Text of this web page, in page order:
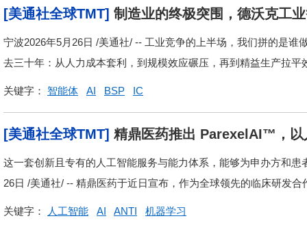
[美通社全球TMT] 制造业的终极突围，德沃克工
宁波2026年5月26日 /美通社/ -- 工业竞争的上半场，我们拼的是
去三十年：从人力成本套利，到规模效应碾压，再到精益生产拉平
关键字： 智能体 AI BSP IC
[美通社全球TMT] 精鼎医药推出 ParexelAI™，以
这一套创新且专有的人工智能服务与能力体系，能够为申办方和
26日 /美通社/ -- 精鼎医药于近日宣布，作为全球领先的临床研发
关键字： 人工智能 AI ANTI 机器学习